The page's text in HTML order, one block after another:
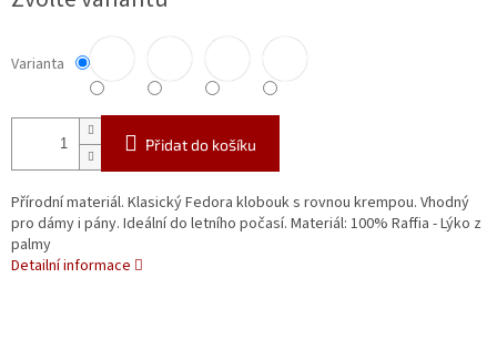
Varianta
Přidat do košíku
Přírodní materiál. Klasický Fedora klobouk s rovnou krempou. Vhodný
pro dámy i pány. Ideální do letního počasí. Materiál: 100% Raffia - Lýko z
palmy
Detailní informace